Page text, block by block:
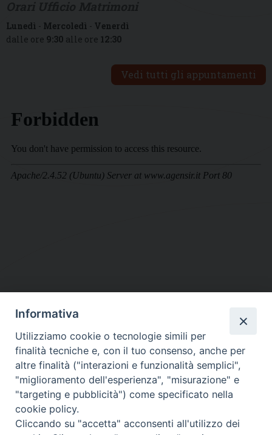
Lunedì - Mercoledì - Venerdì
dalle ore 9:30 alle ore 12:30
Vedi tutti gli appuntamenti
DIOCESI SUBURBICARIA DI ALBANO
Contatti:Tel.: 06.93268401 - Fax.: 06.9323844
E-mail:curia@diocesidialbano.it
Orari: dal Lunedì al Venerdì Ore: 9:00 - 13:00
Lunedì, Mercoledì e Venerdì, Ore 9:30 - 12:30
Informativa
Utilizziamo cookie o tecnologie simili per
finalità tecniche e, con il tuo consenso, anche per
altre finalità ("interazioni e funzionalità semplici",
"miglioramento dell'esperienza", "misurazione" e
"targeting e pubblicità") come specificato nella
cookie policy.
Cliccando su "accetta" acconsenti all'utilizzo dei